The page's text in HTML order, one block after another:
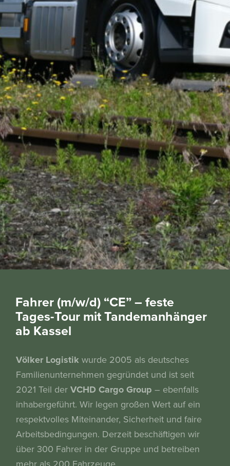
Fahrer (m/w/d) “CE” – feste
Tages-Tour mit Tandemanhänger
ab Kassel
Völker Logistikwurde 2005 als deutsches
Familienunternehmen gegründet und ist seit
2021 Teil der VCHD Cargo Group – ebenfalls
inhabergeführt. Wir legen großen Wert auf ein
respektvolles Miteinander, Sicherheit und faire
Arbeitsbedingungen. Derzeit beschäftigen wir
über 300 Fahrer in der Gruppe und betreiben